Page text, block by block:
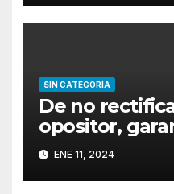
donativos
SIN CATEGORÍA
De no
opositor,
Quintana Roo
ENE 11, 2024